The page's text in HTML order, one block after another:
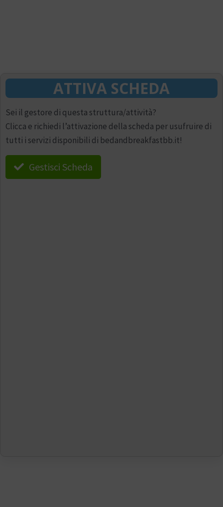
ATTIVA SCHEDA
Sei il gestore di questa struttura/attività?
Clicca e richiedi l’attivazione della scheda per usufruire di
tutti i servizi disponibili di bedandbreakfastbb.it!
Gestisci Scheda